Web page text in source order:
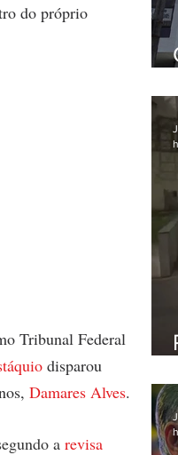
do próprio
Tribunal Federal
disparou
Damares Alves.
a revisa